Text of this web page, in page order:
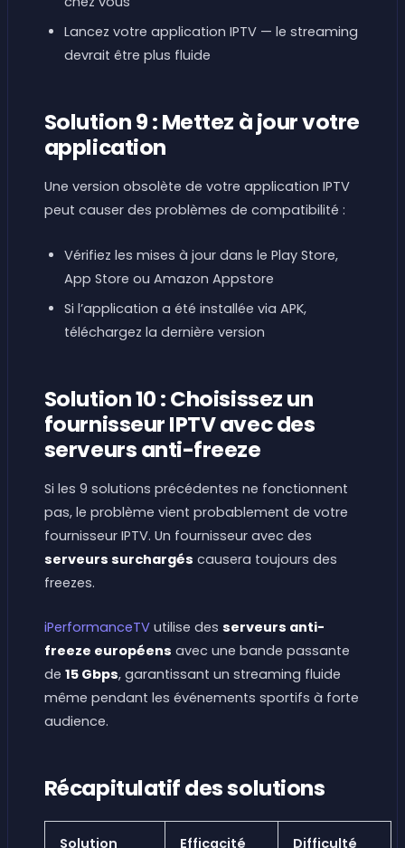
Lancez votre application IPTV — le streaming
devrait être plus fluide
Solution 9 : Mettez à jour votre
application
Une version obsolète de votre application IPTV
peut causer des problèmes de compatibilité :
Vérifiez les mises à jour dans le Play Store,
App Store ou Amazon Appstore
Si l’application a été installée via APK,
téléchargez la dernière version
Solution 10 : Choisissez un
fournisseur IPTV avec des
serveurs anti-freeze
Si les 9 solutions précédentes ne fonctionnent
pas, le problème vient probablement de votre
fournisseur IPTV. Un fournisseur avec des
serveurs surchargés causera toujours des
freezes.
iPerformanceTVutilise des serveurs anti-
freeze européens avec une bande passante
de 15 Gbps, garantissant un streaming fluide
même pendant les événements sportifs à forte
audience.
Récapitulatif des solutions
Solution Efficacité Difficulté